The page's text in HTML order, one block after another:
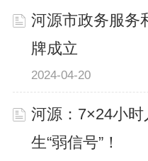
河源市政务服务
牌成立
2024-04-20
河源：7×24小
生“弱信号”！